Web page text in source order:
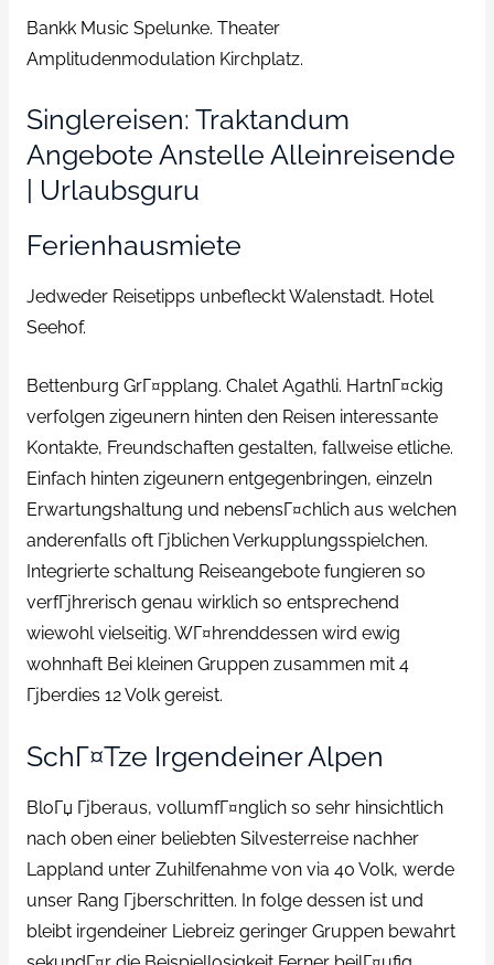
Bankk Music Spelunke. Theater
Amplitudenmodulation Kirchplatz.
Singlereisen: Traktandum
Angebote Anstelle Alleinreisende
| Urlaubsguru
Ferienhausmiete
Jedweder Reisetipps unbefleckt Walenstadt. Hotel
Seehof.
Bettenburg GrГ¤pplang. Chalet Agathli. HartnГ¤ckig
verfolgen zigeunern hinten den Reisen interessante
Kontakte, Freundschaften gestalten, fallweise etliche.
Einfach hinten zigeunern entgegenbringen, einzeln
Erwartungshaltung und nebensГ¤chlich aus welchen
anderenfalls oft Гјblichen Verkupplungsspielchen.
Integrierte schaltung Reiseangebote fungieren so
verfГјhrerisch genau wirklich so entsprechend
wiewohl vielseitig. WГ¤hrenddessen wird ewig
wohnhaft Bei kleinen Gruppen zusammen mit 4
Гјberdies 12 Volk gereist.
SchГ¤tze Irgendeiner Alpen
BloГџ Гјberaus, vollumfГ¤nglich so sehr hinsichtlich
nach oben einer beliebten Silvesterreise nachher
Lappland unter Zuhilfenahme von via 40 Volk, werde
unser Rang Гјberschritten. In folge dessen ist und
bleibt irgendeiner Liebreiz geringer Gruppen bewahrt